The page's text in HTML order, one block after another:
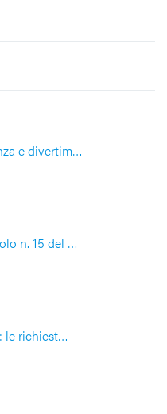
e divertim…
n. 15 del …
le richiest…